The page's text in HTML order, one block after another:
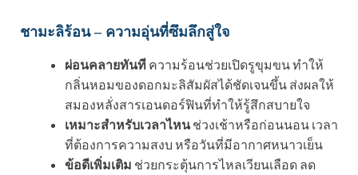
ชามะลิร้อน – ความอุ่นที่ซึมลึกสู่ใจ
ผ่อนคลายทันที ความร้อนช่วยเปิดรูขุมขน ทำให้
กลิ่นหอมของดอกมะลิสัมผัสได้ชัดเจนขึ้น ส่งผลให้
สมองหลั่งสารเอนดอร์ฟินที่ทำให้รู้สึกสบายใจ
เหมาะสำหรับเวลาไหนช่วงเช้าหรือก่อนนอน เวลา
ที่ต้องการความสงบ หรือวันที่มีอากาศหนาวเย็น
ข้อดีเพิ่มเติม ช่วยกระตุ้นการไหลเวียนเลือด ลด